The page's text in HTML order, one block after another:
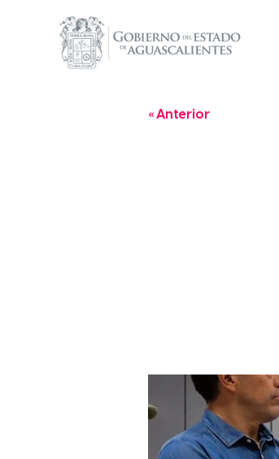
« Anterior